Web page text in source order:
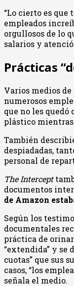
“Lo cierto es que
empleados
orgullosos de lo
salarios y
Prácticas
Varios medios
numerosos
que no les
plástico mientras
También
despiadadas,
personal de
The Intercept
documentos
de Amazon
Según los
documentales
práctica de
“extendida” y se
cuotas” que sus
casos, “los
señala el medio.